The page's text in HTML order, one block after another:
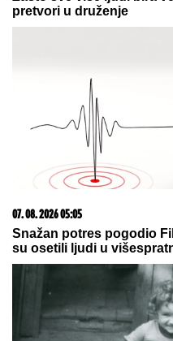
DVORCUSupruga
luksuzu se baškare, a